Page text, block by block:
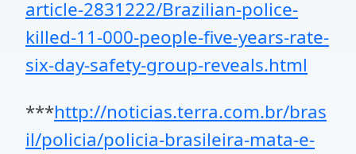
article-2831222/Brazilian-police-
killed-11-000-people-five-years-rate-
six-day-safety-group-reveals.html
***http://noticias.terra.com.br/bras
il/policia/policia-brasileira-mata-e-